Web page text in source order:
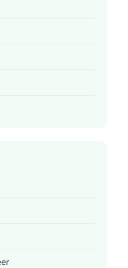
cần có những bước đi đúng